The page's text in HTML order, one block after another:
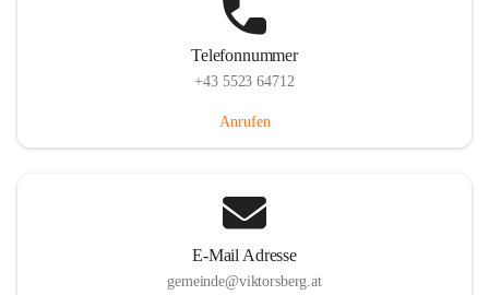
Telefonnummer
+43 5523 64712
Anrufen
E-Mail Adresse
gemeinde@viktorsberg.at